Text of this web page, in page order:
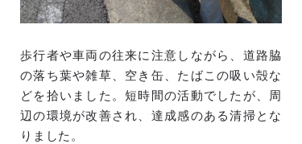
歩行者や車両の往来に注意しながら、道路脇
の落ち葉や雑草、空き缶、たばこの吸い殻な
どを拾いました。短時間の活動でしたが、周
辺の環境が改善され、達成感のある清掃とな
りました。